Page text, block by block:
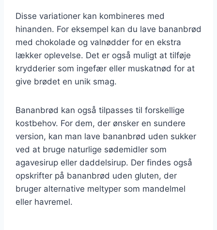
Disse variationer kan kombineres med
hinanden. For eksempel kan du lave bananbrød
med chokolade og valnødder for en ekstra
lækker oplevelse. Det er også muligt at tilføje
krydderier som ingefær eller muskatnød for at
give brødet en unik smag.
Bananbrød kan også tilpasses til forskellige
kostbehov. For dem, der ønsker en sundere
version, kan man lave bananbrød uden sukker
ved at bruge naturlige sødemidler som
agavesirup eller daddelsirup. Der findes også
opskrifter på bananbrød uden gluten, der
bruger alternative meltyper som mandelmel
eller havremel.